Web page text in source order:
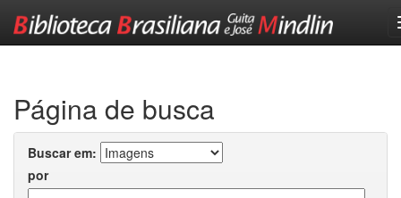
Página de busca
Buscar em:
por